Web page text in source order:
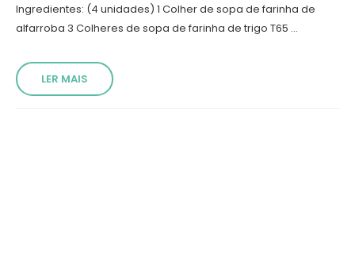
Ingredientes: (4 unidades) 1 Colher de sopa de farinha de
alfarroba 3 Colheres de sopa de farinha de trigo T65 ...
LER MAIS